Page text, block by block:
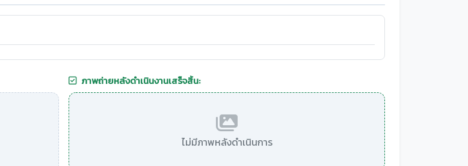
ภาพถ่ายหลังดำเนินงานเสร็จสิ้น:
ไม่มีภาพหลังดำเนินการ